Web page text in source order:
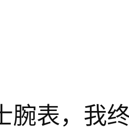
表，我